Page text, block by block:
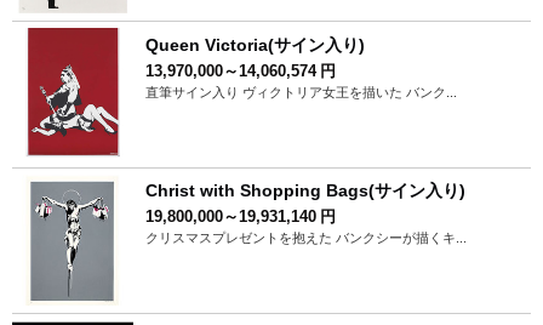
Queen Victoria(サイン入り)
13,970,000～14,060,574 円
直筆サイン入り ヴィクトリア女王を描いた バンク...
Christ with Shopping Bags(サイン入り)
19,800,000～19,931,140 円
クリスマスプレゼントを抱えた バンクシーが描くキ...